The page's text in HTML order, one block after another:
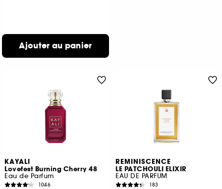
Ajouter au panier
KAYALI
Lovefest Burning Cherry 48
Eau de Parfum
1046
REMINISCENCE
LE PATCHOULI ELIXIR
EAU DE PARFUM
183